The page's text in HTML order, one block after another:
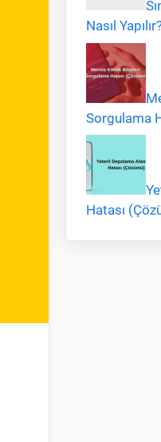
Nasıl
Sorgulama
Hatası